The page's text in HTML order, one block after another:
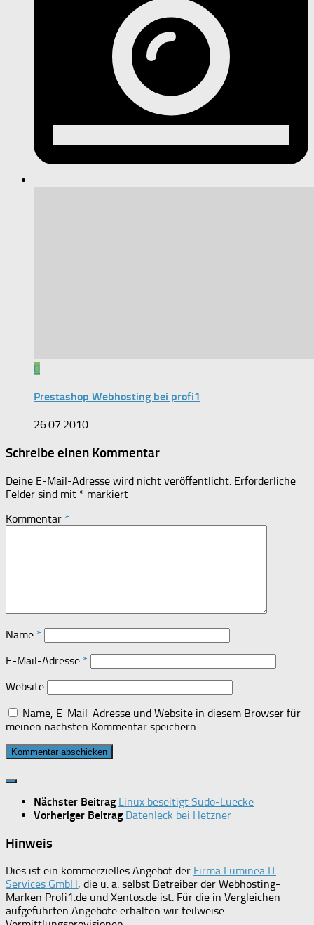
0
Prestashop Webhosting bei profi1
26.07.2010
Schreibe einen Kommentar
Deine E-Mail-Adresse wird nicht veröffentlicht. Erforderliche
Felder sind mit * markiert
Kommentar *
Name *
E-Mail-Adresse *
Website
Name, E-Mail-Adresse und Website in diesem Browser für
meinen nächsten Kommentar speichern.
Nächster Beitrag Linux beseitigt Sudo-Luecke
Vorheriger Beitrag Datenleck bei Hetzner
Hinweis
Dies ist ein kommerzielles Angebot der Firma Luminea IT
Services GmbH, die u. a. selbst Betreiber der Webhosting-
Marken Profi1.de und Xentos.de ist. Für die in Vergleichen
aufgeführten Angebote erhalten wir teilweise